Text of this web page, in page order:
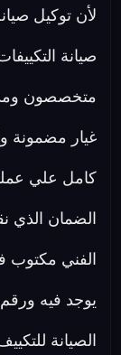
لأن توكيل
صيانة
متخصصون
كامل علي
الضمان الذي
الفني مكتوب
يوجد فيه
الصيانة